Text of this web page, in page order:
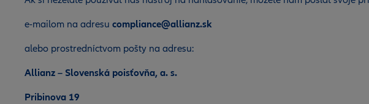
e-mailom na adresu compliance@allianz.sk
alebo prostredníctvom pošty na adresu:
Allianz – Slovenská poisťovňa, a. s.
Pribinova 19